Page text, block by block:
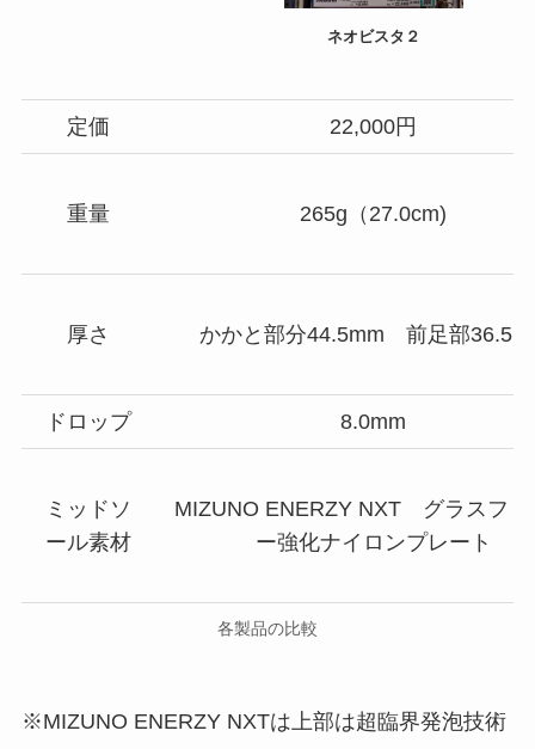
ネオビスタ２
定価 22,000円
重量 265g（27.0cm)
厚さ かかと部分44.5mm 前足部
ドロップ 8.0mm
ミッドソ
ール素材
MIZUNO ENERZY NXT グラスファ
ー強化ナイロンプレート
各製品の比較
※MIZUNO ENERZY NXTは上部は超臨界発泡技術